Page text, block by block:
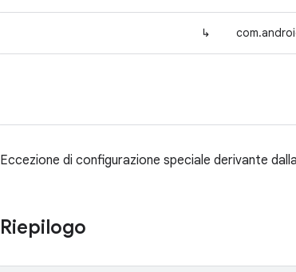
↳
Eccezione di configurazione speciale derivante
Riepilogo